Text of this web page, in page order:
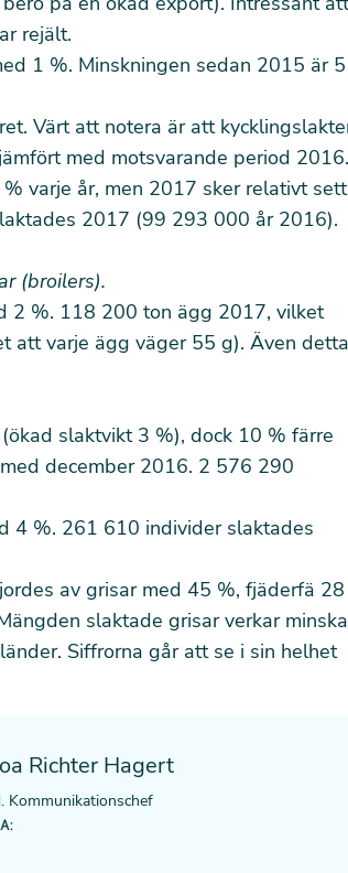
rejält.
1 %. Minskningen sedan 2015 är 5
Värt att notera är att
med motsvarande period 2016.
varje år, men 2017 sker relativt sett
2017 (99 293 000 år 2016).
(broilers).
2 %. 118 200 ton ägg 2017, vilket
att varje ägg väger 55 g). Även detta
slaktvikt 3 %), dock 10 % färre
december 2016. 2 576 290
4 %. 261 610 individer slaktades
av grisar med 45 %, fjäderfä 28
slaktade grisar verkar
Siffrorna går att se i sin helhet
Richter Hagert
Kommunikationschef